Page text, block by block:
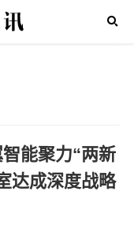
能聚力“两新
达成深度战略